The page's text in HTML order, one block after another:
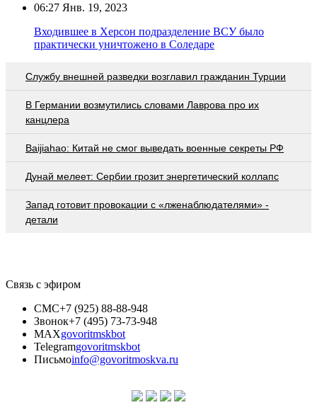
06:27 Янв. 19, 2023
Входившее в Херсон подразделение ВСУ было
практически уничтожено в Соледаре
Службу внешней разведки возглавил гражданин Турции
В Германии возмутились словами Лаврова про их
канцлера
Baijiahao: Китай не смог выведать военные секреты РФ
Дунай мелеет: Сербии грозит энергетический коллапс
Запад готовит провокации с «лженаблюдателями» -
детали
Связь с эфиром
СМС+7 (925) 88-88-948
Звонок+7 (495) 73-73-948
MAXgovoritmskbot
Telegramgovoritmskbot
Письмоinfo@govoritmoskva.ru